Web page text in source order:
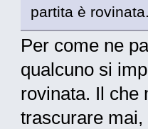
partita è
Per come ne
qualcuno si
rovinata. Il che
trascurare